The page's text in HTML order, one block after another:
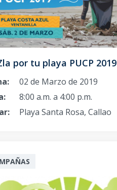
por tu playa PUCP 2019
02 de Marzo de 2019
8:00 a.m. a 4:00 p.m.
Playa Santa Rosa, Callao